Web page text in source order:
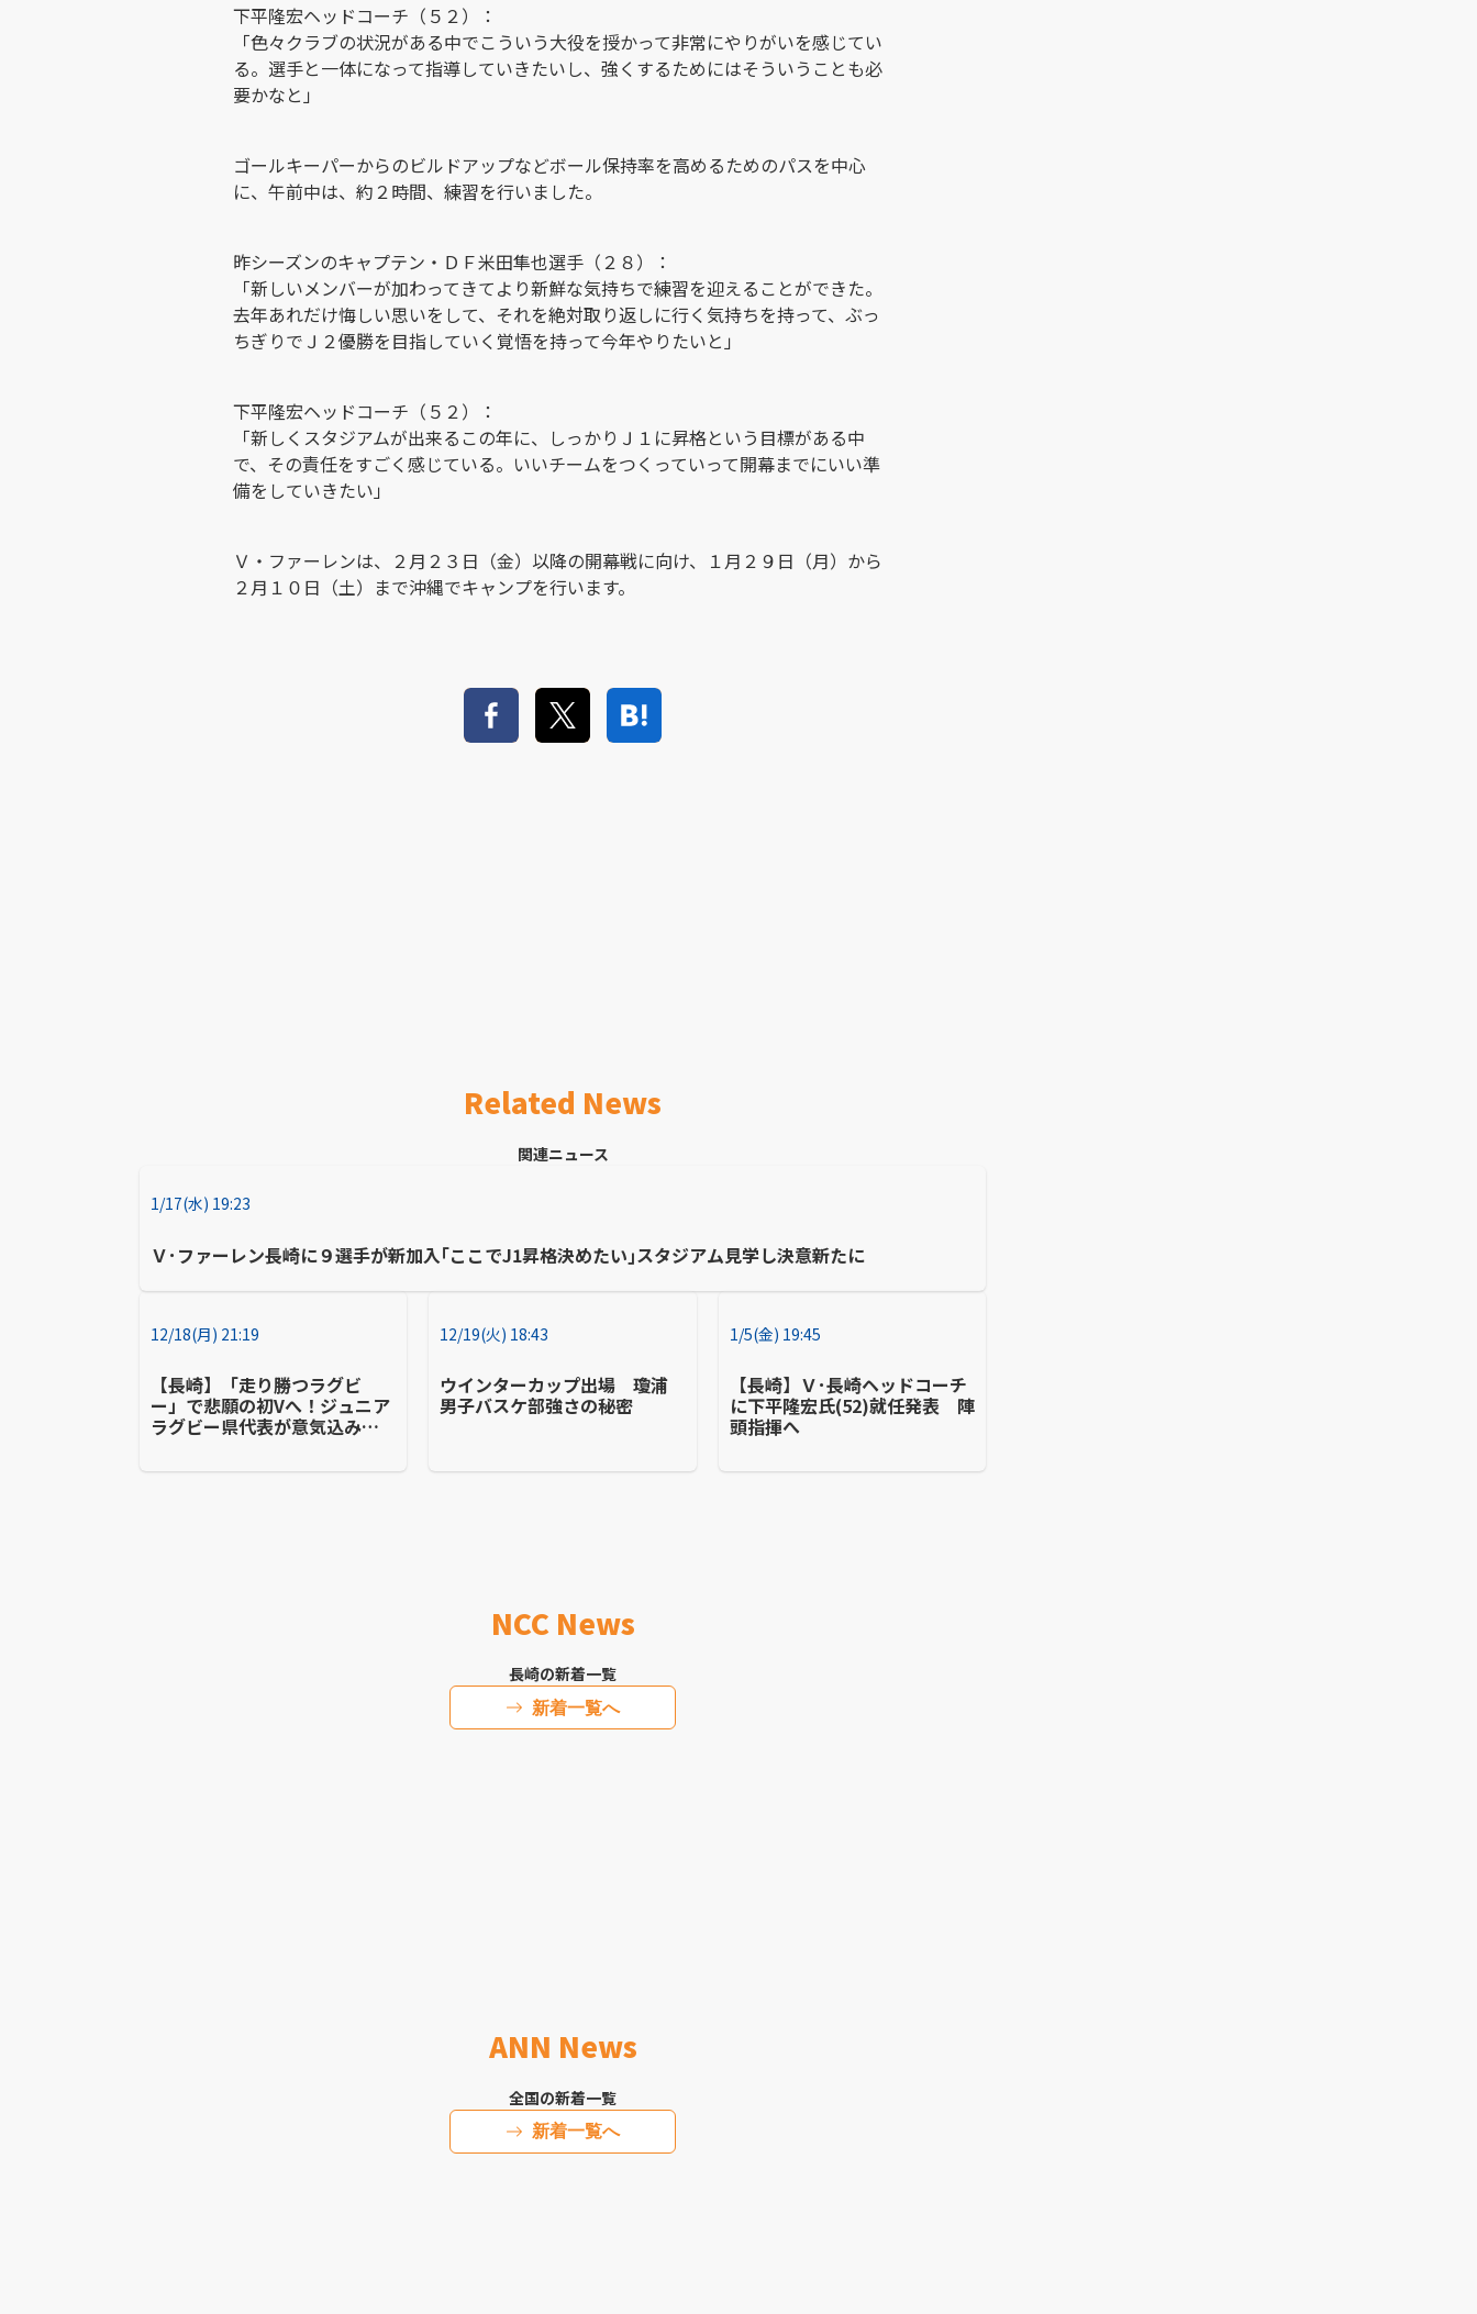
下平隆宏ヘッドコーチ（５２）：
「色々クラブの状況がある中でこういう大役を授かって非常にやりがいを感じてい
る。選手と一体になって指導していきたいし、強くするためにはそういうことも必
要かなと」
ゴールキーパーからのビルドアップなどボール保持率を高めるためのパスを中心
に、午前中は、約２時間、練習を行いました。
昨シーズンのキャプテン・ＤＦ米田隼也選手（２８）：
「新しいメンバーが加わってきてより新鮮な気持ちで練習を迎えることができた。
去年あれだけ悔しい思いをして、それを絶対取り返しに行く気持ちを持って、ぶっ
ちぎりでＪ２優勝を目指していく覚悟を持って今年やりたいと」
下平隆宏ヘッドコーチ（５２）：
「新しくスタジアムが出来るこの年に、しっかりＪ１に昇格という目標がある中
で、その責任をすごく感じている。いいチームをつくっていって開幕までにいい準
備をしていきたい」
Ｖ・ファーレンは、２月２３日（金）以降の開幕戦に向け、１月２９日（月）から
２月１０日（土）まで沖縄でキャンプを行います。
Related News
関連ニュース
1/17(水) 19:23
Ｖ･ファーレン長崎に９選手が新加入｢ここでJ1昇格決めたい｣スタジアム見学し決意新たに
12/18(月) 21:19
【長崎】「走り勝つラグビ
ー」で悲願の初Vへ！ジュニア
ラグビー県代表が意気込み語
12/19(火) 18:43
ウインターカップ出場 瓊浦
男子バスケ部強さの秘密
1/5(金) 19:45
【長崎】Ｖ･長崎ヘッドコーチ
に下平隆宏氏(52)就任発表 陣
頭指揮へ
NCC News
長崎の新着一覧
新着一覧へ
ANN News
全国の新着一覧
新着一覧へ